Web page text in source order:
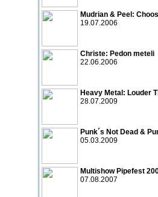
Mudrian & Peel:
19.07.2006
Christe: Pedon meteli
22.06.2006
Heavy Metal: Louder
28.07.2009
Punk´s Not Dead &
05.03.2009
Multishow Pipefest
07.08.2007